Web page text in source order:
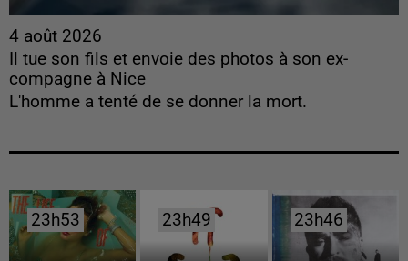
4 août 2026
Il tue son fils et envoie des photos à son ex-
compagne à Nice
L'homme a tenté de se donner la mort.
23h53
23h53 23h49
23h49 23h46
23h46